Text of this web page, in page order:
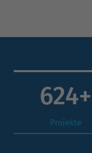
848+
Projekte